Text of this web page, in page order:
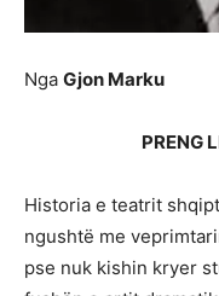
Nga Gjon Marku
PRENG
Historia e teatrit
ngushtë me
pse nuk kishin kryer